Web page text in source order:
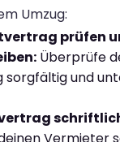
Umzug:
prüfen
Überprüfe
sorgfältig und
Vermieter